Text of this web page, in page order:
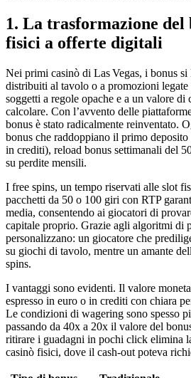
1. La trasformazione del
fisici a offerte digitali
Nei primi casinò di Las Vegas, i bonus
distribuiti al tavolo o a promozioni legate
soggetti a regole opache e a un valore
calcolare. Con l’avvento delle
bonus è stato radicalmente reinventato.
bonus che raddoppiano il primo
in crediti), reload bonus settimanali del
su perdite mensili.
I free spins, un tempo riservati alle slot
pacchetti da 50 o 100 giri con RTP
media, consentendo ai giocatori di
capitale proprio. Grazie agli algoritmi di
personalizzano: un giocatore che
su giochi di tavolo, mentre un amante
spins.
I vantaggi sono evidenti. Il valore
espresso in euro o in crediti con chiara
Le condizioni di wagering sono spesso
passando da 40x a 20x il valore del
ritirare i guadagni in pochi click elimina
casinò fisici, dove il cash‑out poteva